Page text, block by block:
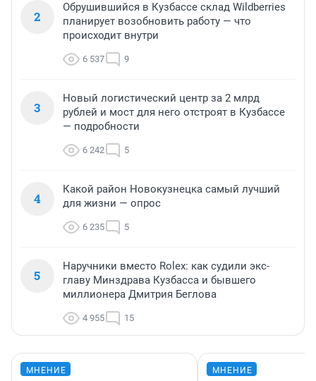
2
Обрушившийся в Кузбассе склад Wildberries
планирует возобновить работу — что
происходит внутри
6 537 9
3
Новый логистический центр за 2 млрд
рублей и мост для него отстроят в Кузбассе
— подробности
6 242 5
4
Какой район Новокузнецка самый лучший
для жизни — опрос
6 235 5
5
Наручники вместо Rolex: как судили экс-
главу Минздрава Кузбасса и бывшего
миллионера Дмитрия Беглова
4 955 15
МНЕНИЕ МНЕНИЕ